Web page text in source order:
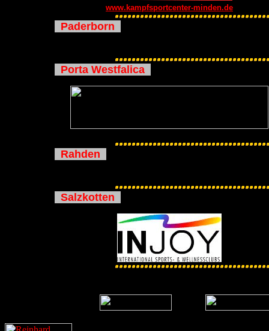
www.kampfsportcenter-minden.de
Paderborn
Porta Westfalica
Rahden
Salzkotten